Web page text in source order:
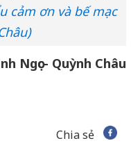
cảm ơn và bế mạc
Ngọc- Quỳnh Châu
Chia sẻ